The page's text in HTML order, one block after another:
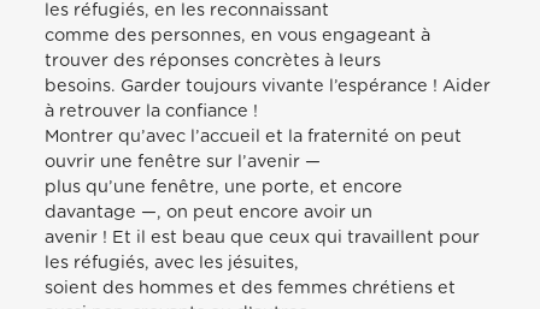
les réfugiés, en les reconnaissant
comme des personnes, en vous engageant à
trouver des réponses concrètes à leurs
besoins. Garder toujours vivante l’espérance ! Aider
à retrouver la confiance !
Montrer qu’avec l’accueil et la fraternité on peut
ouvrir une fenêtre sur l’avenir —
plus qu’une fenêtre, une porte, et encore
davantage —, on peut encore avoir un
avenir ! Et il est beau que ceux qui travaillent pour
les réfugiés, avec les jésuites,
soient des hommes et des femmes chrétiens et